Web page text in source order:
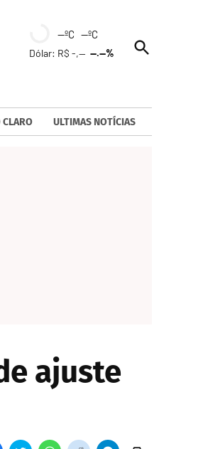
--ºC --ºC
Dólar: R$ -,----.--%
Open
Search
CLARO ULTIMAS NOTÍCIAS
ajuste